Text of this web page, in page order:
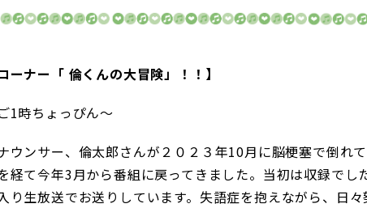
ーナー「 倫くんの大冒険」！！】
1時ちょっぴん～
ウンサー、倫太郎さんが２０２３年10月に脳梗塞で倒れ
経て今年3月から番組に戻ってきました。当初は収録でし
り生放送でお送りしています。失語症を抱えながら、日